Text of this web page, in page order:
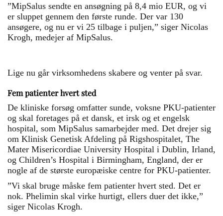
”MipSalus sendte en ansøgning på 8,4 mio EUR, og vi
er sluppet gennem den første runde. Der var 130
ansøgere, og nu er vi 25 tilbage i puljen,” siger Nicolas
Krogh, medejer af MipSalus.
Lige nu går virksomhedens skabere og venter på svar.
Fem patienter hvert sted
De kliniske forsøg omfatter sunde, voksne PKU-patienter
og skal foretages på et dansk, et irsk og et engelsk
hospital, som MipSalus samarbejder med. Det drejer sig
om Klinisk Genetisk Afdeling på Rigshospitalet, The
Mater Misericordiae University Hospital i Dublin, Irland,
og Children’s Hospital i Birmingham, England, der er
nogle af de største europæiske centre for PKU-patienter.
”Vi skal bruge måske fem patienter hvert sted. Det er
nok. Phelimin skal virke hurtigt, ellers duer det ikke,”
siger Nicolas Krogh.